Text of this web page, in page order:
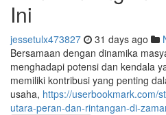
Ini
jessetulx473827 31 days ago
Bersamaan dengan dinamika
menghadapi potensi dan kendala
memiliki kontribusi yang penting
usaha, https://userbookmark.com/
utara-peran-dan-rintangan-di-